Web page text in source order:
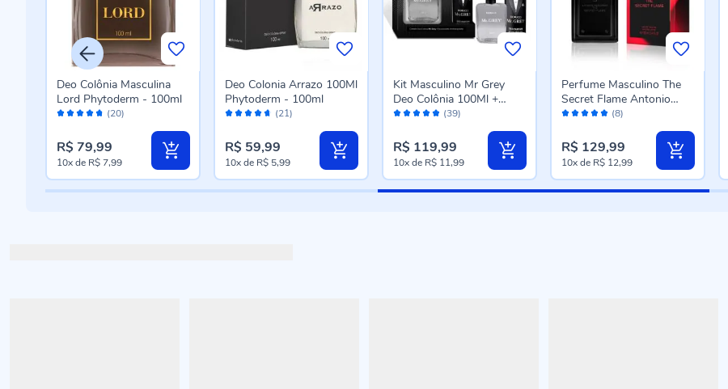
Avaliação: (20)
Deo Colônia Masculina
Lord Phytoderm - 100ml
R$ 79,99
10xde R$ 7,99
Avaliação: (21)
Deo Colonia Arrazo 100Ml
Phytoderm - 100ml
R$ 59,99
10xde R$ 5,99
Avaliação: (39)
Kit Masculino Mr Grey
Deo Colônia 100Ml +
Desodorante 170Ml -
R$ 119,99
10xde R$ 11,99
Avaliação: (8)
Perfume Masculino The
Secret Flame Antonio
Banderas - 100 ml
R$ 129,99
10xde R$ 12,99